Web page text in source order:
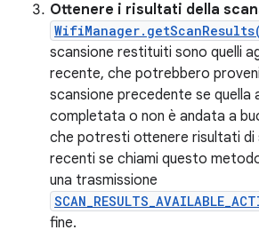
Ottenere i risultati della
scansione restituiti sono quelli
recente, che potrebbero
scansione precedente se quella
completata o non è andata a
che potresti ottenere risultati di
recenti se chiami questo
una trasmissione
fine.